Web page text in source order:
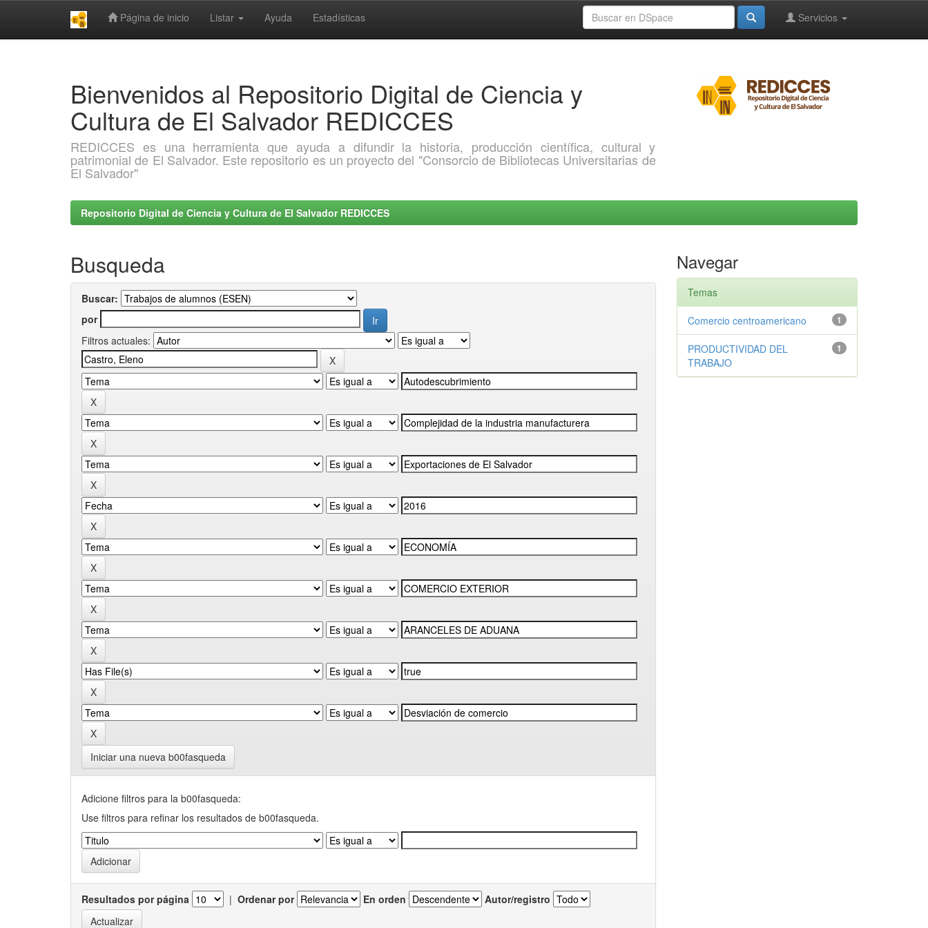
Página de inicio Listar Ayuda Estadísticas Servicios
Bienvenidos al Repositorio Digital de Ciencia y
Cultura de El Salvador REDICCES
REDICCES es una herramienta que ayuda a difundir la historia, producción científica, cultural y
patrimonial de El Salvador. Este repositorio es un proyecto del "Consorcio de Bibliotecas Universitarias de
El Salvador"
Repositorio Digital de Ciencia y Cultura de El Salvador REDICCES
Busqueda
Buscar:
por
Filtros actuales:
Iniciar una nueva b00fasqueda
Adicione filtros para la b00fasqueda:
Use filtros para refinar los resultados de b00fasqueda.
Resultados por página | Ordenar por En orden Autor/registro
Navegar
Temas
1
Comercio centroamericano
1
PRODUCTIVIDAD DEL
TRABAJO